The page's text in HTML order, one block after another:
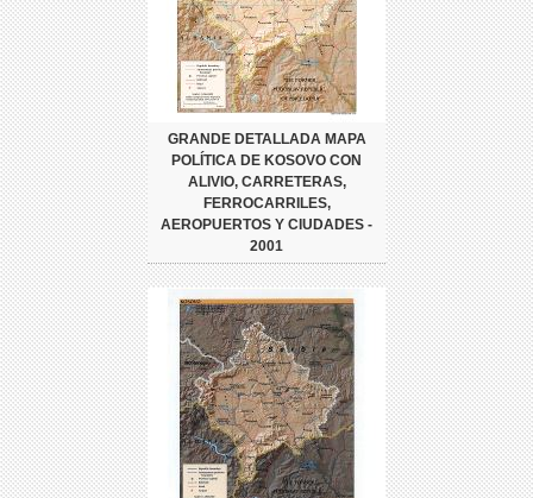
GRANDE DETALLADA MAPA
POLÍTICA DE KOSOVO CON
ALIVIO, CARRETERAS,
FERROCARRILES,
AEROPUERTOS Y CIUDADES -
2001